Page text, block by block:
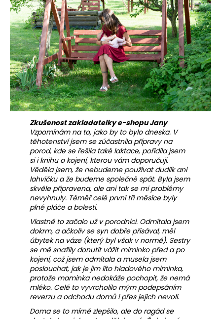
Zkušenost zakladatelky e-shopu Jany
Vzpomínám na to, jako by to bylo dneska. V
těhotenství jsem se zúčastnila přípravy na
porod, kde se řešila také laktace, pořídila jsem
si i knihu o kojení, kterou vám doporučuji.
Věděla jsem, že nebudeme používat dudlík ani
lahvičku a že budeme společně spát. Byla jsem
skvěle připravena, ale ani tak se mi problémy
nevyhnuly. Téměř celé první tři měsíce byly
plné pláče a bolesti.
Vlastně to začalo už v porodnici. Odmítala jsem
dokrm, a ačkoliv se syn dobře přisával, měl
úbytek na váze (který byl však v normě). Sestry
se mě snažily donutit vážit miminko před a po
kojení, což jsem odmítala a musela jsem
poslouchat, jak je jim líto hladového miminka,
protože maminka nedokáže pochopit, že nemá
mléko. Celé to vyvrcholilo mým podepsáním
reverzu a odchodu domů i přes jejich nevoli.
Doma se to mírně zlepšilo, ale do ragád se